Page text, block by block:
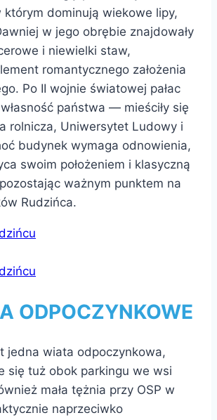
którym dominują wiekowe lipy,
w jego obrębie znajdowały
i niewielki staw,
romantycznego założenia
Po II wojnie światowej pałac
państwa — mieściły się
rolnicza, Uniwersytet Ludowy i
budynek wymaga odnowienia,
swoim położeniem i klasyczną
ważnym punktem na
Rudzińca.
ODPOCZYNKOWE
jedna wiata odpoczynkowa,
się tuż obok parkingu we wsi
mała tężnia przy OSP w
naprzeciwko